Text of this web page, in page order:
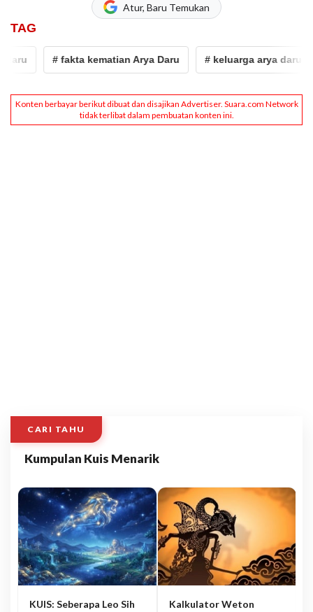
Atur, Baru Temukan
TAG
# fakta kematian Arya Daru # keluarga arya daru #
CARI TAHU
Kumpulan Kuis Menarik
KUIS: Seberapa Leo Sih
Kalkulator Weton